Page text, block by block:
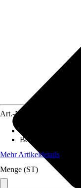
Art.-Nr.
Beschichtung
Mehr Artikeldetails
Menge (ST)